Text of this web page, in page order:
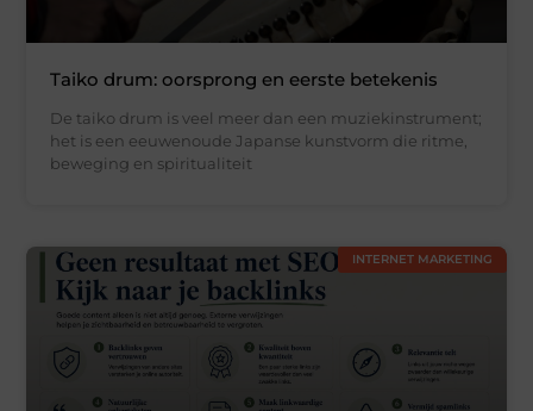
Taiko drum: oorsprong en eerste betekenis
De taiko drum is veel meer dan een muziekinstrument;
het is een eeuwenoude Japanse kunstvorm die ritme,
beweging en spiritualiteit
INTERNET MARKETING